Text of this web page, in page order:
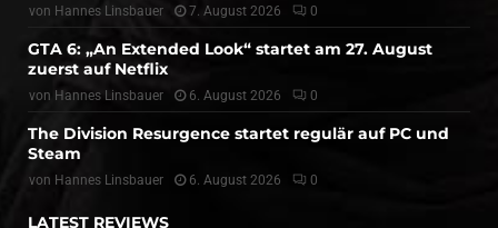
von Hannes Linsbauer 7. August 2026 0
GTA 6: „An Extended Look“ startet am 27. August
zuerst auf Netflix
von Hannes Linsbauer 6. August 2026 0
The Division Resurgence startet regulär auf PC und
Steam
von Hannes Linsbauer 6. August 2026 0
LATEST REVIEWS